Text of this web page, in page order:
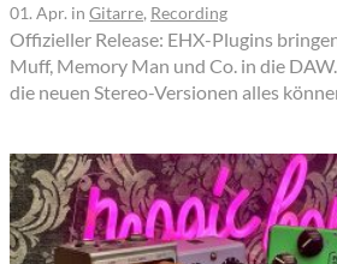
01. Apr. in Gitarre, Recording
Offizieller Release: EHX-Plugins
Muff, Memory Man und Co. in die
die neuen Stereo-Versionen alles